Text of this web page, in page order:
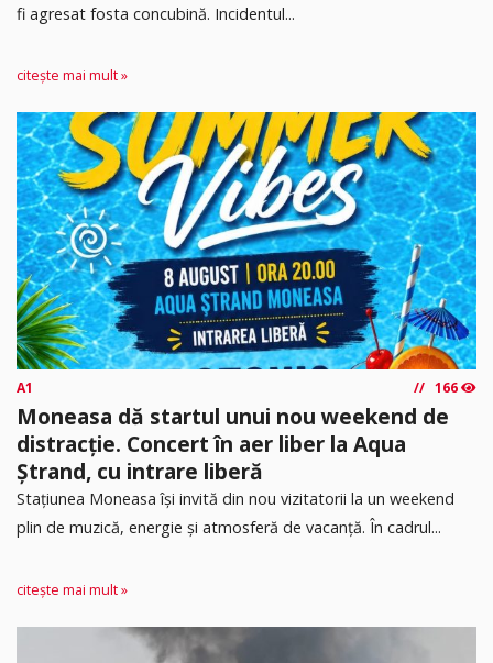
fi agresat fosta concubină. Incidentul...
citește mai mult »
A1 166
Moneasa dă startul unui nou weekend de
distracție. Concert în aer liber la Aqua
Ștrand, cu intrare liberă
Stațiunea Moneasa își invită din nou vizitatorii la un weekend
plin de muzică, energie și atmosferă de vacanță. În cadrul...
citește mai mult »